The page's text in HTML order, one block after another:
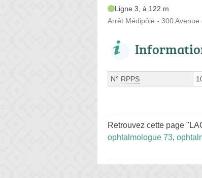
Ligne 3, à 122 m
Arrêt Médipôle - 300 Avenue
N° RPPS
Retrouvez cette page
ophtalmologue 73,